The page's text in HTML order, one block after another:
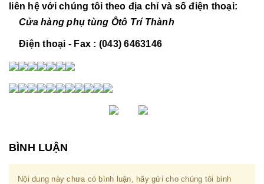
liên hệ với chúng tôi theo địa chỉ và số điện thoại:
Cửa hàng phụ tùng Ôtô Trí Thành
Điện thoại - Fax : (043) 6463146
BÌNH LUẬN
Nội dung này chưa có bình luận, hãy gửi cho chúng tôi bình